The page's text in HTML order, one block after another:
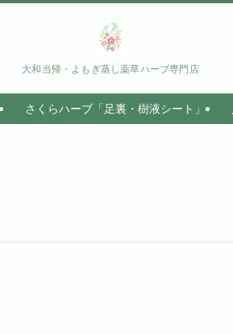
大和当帰・よもぎ蒸し薬草ハーブ専門店
さくらハーブ「足裏・樹液シート」